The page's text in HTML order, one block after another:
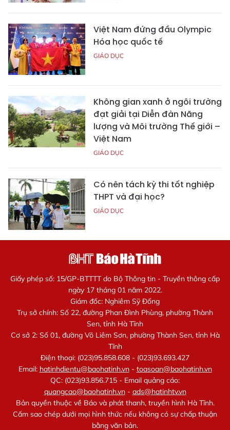
Việt Nam đứng đầu Olympic
Hóa học quốc tế
GIÁO DỤC
Không gian xanh ở ngôi trường
đạt giải tại Diễn đàn Năng
lượng và Môi trường Thế giới –
Việt Nam
GIÁO DỤC
Có nên tách kỳ thi tốt nghiệp
THPT và đại học?
GIÁO DỤC
Giấy phép số: 15/GP-BTTTT do Bộ Thông tin - Truyền thông cấp
ngày 17 tháng 01 năm 2022.
Giám đốc: Nghiêm Sỹ Đống
Trụ sở chính: Số 22, đường Phan Đình Phùng, phường Thành
Sen, tỉnh Hà Tĩnh
Cơ sở 2: Số 01, đường Võ Liêm Sơn, phường Thành Sen, tỉnh Hà
Tĩnh
Điện thoại: (023)95.858.608 - (023)93.693.427
Email: hatinhdientu@baohatinh.vn- toasoan@baohatinh.vn
QC: (023)93.856.715 - Email quảng cáo:
quangcao@baohatinh.vn- ads@hatinhtv.vn
Bản quyền thuộc về Báo và phát thanh, truyền hình Hà Tĩnh.
Cấm sao chép dưới mọi hình thức nếu không có sự chấp thuận
bằng văn bản.